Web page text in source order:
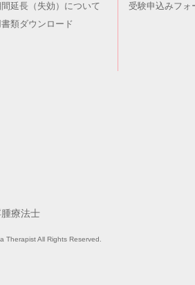
延長（失効）について
類ダウンロード
受験申込みフォ
療法士
Therapist All Rights Reserved.